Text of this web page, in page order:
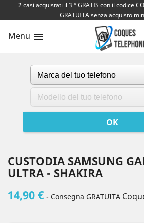
2 casi acquistati il ​​3 ° GRATIS con il codice
GRATUITA senza acquisto
Menu 
CUSTODIA SAMSUNG
ULTRA - SHAKIRA
14,90 € - Consegna GRATUITA